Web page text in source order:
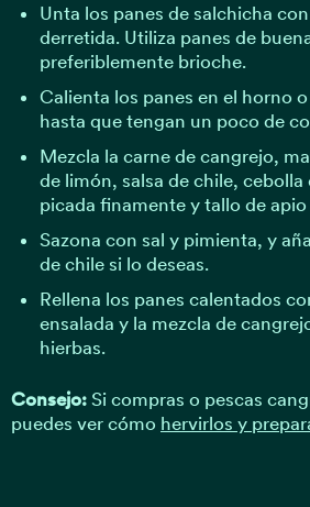
Unta los panes de salchicha
derretida. Utiliza panes de
preferiblemente brioche.
Calienta los panes en el horno
hasta que tengan un poco de
Mezcla la carne de cangrejo,
de limón, salsa de chile, cebolla
picada finamente y tallo de
Sazona con sal y pimienta, y
de chile si lo deseas.
Rellena los panes calentados
ensalada y la mezcla de
hierbas.
Consejo: Si compras o pescas
puedes ver cómo hervirlos y